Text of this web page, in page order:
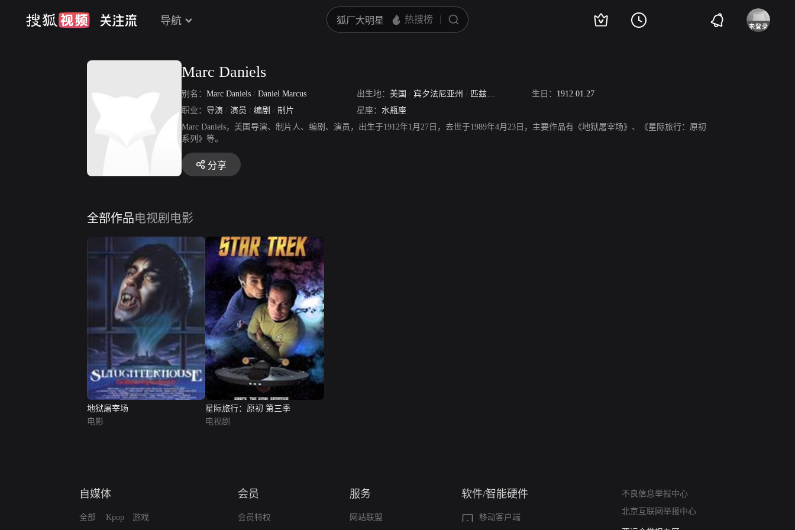
导航
Marc Daniels
别名： Marc Daniels / Daniel Marcus 出生地： 美国 / 宾夕法尼亚州 / 匹兹堡市 生日： 1912.01.27
职业： 导演 / 演员 / 编剧 / 制片 星座： 水瓶座
Marc Daniels，美国导演、制片人、编剧、演员，出生于1912年1月27日，去世于1989年4月23日，主要作品有《地狱屠宰场》、《星际旅行：原初
系列》等。
分享
全部作品电视剧 电影
地狱屠宰场
电影
星际旅行：原初 第三季
电视剧
自媒体
全部 Kpop 游戏
会员
会员特权
服务
网站联盟
软件/智能硬件
移动客户端
不良信息举报中心
北京互联网举报中心
算法推荐专项举报